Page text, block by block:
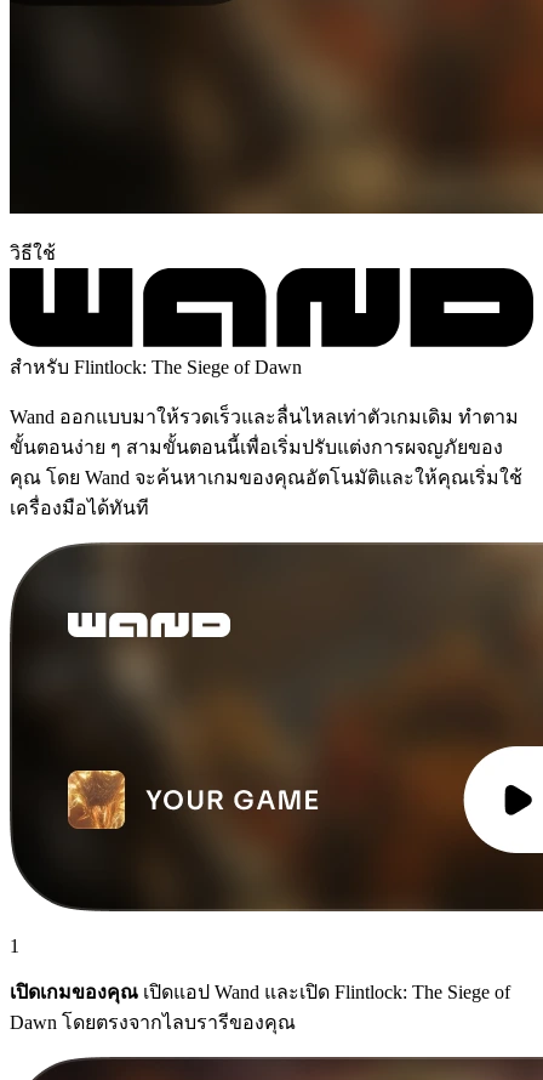
วิธีใช้
สำหรับ Flintlock: The Siege of Dawn
Wand ออกแบบมาให้รวดเร็วและลื่นไหลเท่าตัวเกมเดิม ทำตาม
ขั้นตอนง่าย ๆ สามขั้นตอนนี้เพื่อเริ่มปรับแต่งการผจญภัยของ
คุณ โดย Wand จะค้นหาเกมของคุณอัตโนมัติและให้คุณเริ่มใช้
เครื่องมือได้ทันที
1
เปิดเกมของคุณ เปิดแอป Wand และเปิด Flintlock: The Siege of
Dawn โดยตรงจากไลบรารีของคุณ